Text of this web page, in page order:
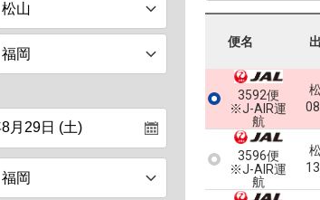
便名
3592便
※J-AIR運
航
3596便
※J-AIR運
航